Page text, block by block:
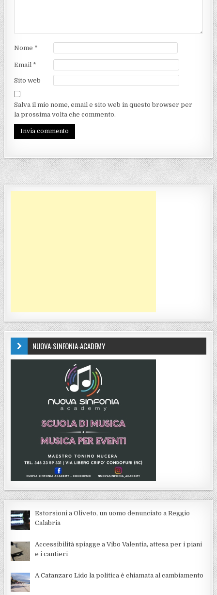
Nome *
Email *
Sito web
Salva il mio nome, email e sito web in questo browser per
la prossima volta che commento.
NUOVA-SINFONIA-ACADEMY
Estorsioni a Oliveto, un uomo denunciato a Reggio
Calabria
Accessibilità spiagge a Vibo Valentia, attesa per i piani
e i cantieri
A Catanzaro Lido la politica è chiamata al cambiamento